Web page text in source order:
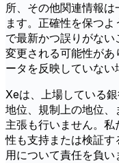
所、その他関連情報
ます。正確性を保つ
で最新かつ誤りがない
変更される可能性が
ータを反映していない
Xeは、上場している
地位、規制上の地位
主張も行いません。
性も支持または検証
用について責任を負い